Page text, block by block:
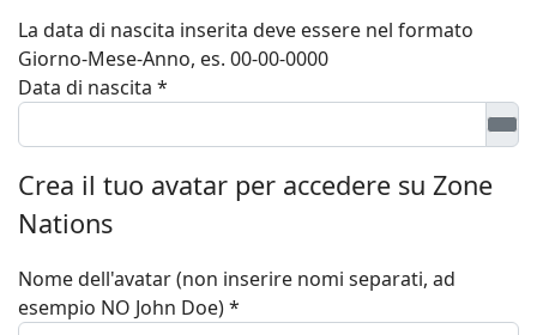
La data di nascita inserita deve essere nel formato
Giorno-Mese-Anno, es. 00-00-0000
Data di nascita *
Crea il tuo avatar per accedere su Zone
Nations
Nome dell'avatar (non inserire nomi separati, ad
esempio NO John Doe)*